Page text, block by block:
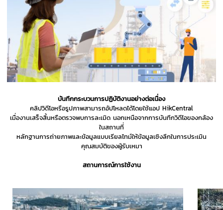
บันทึกกระบวนการปฏิบัติงานอย่างต่อเนื่อง
คลิปวิดีโอหรือรูปภาพสามารถอัปโหลดได้โดยใช้แอป HikCentral
เมื่องานเสร็จสิ้นหรือตรวจพบการละเมิด นอกเหนือจากการบันทึกวิดีโอของกล้อง
ในสถานที่
หลักฐานการถ่ายภาพและข้อมูลแบบเรียลไทม์ให้ข้อมูลเชิงลึกในการประเมิน
คุณสมบัติของผู้รับเหมา
สถานการณ์การใช้งาน